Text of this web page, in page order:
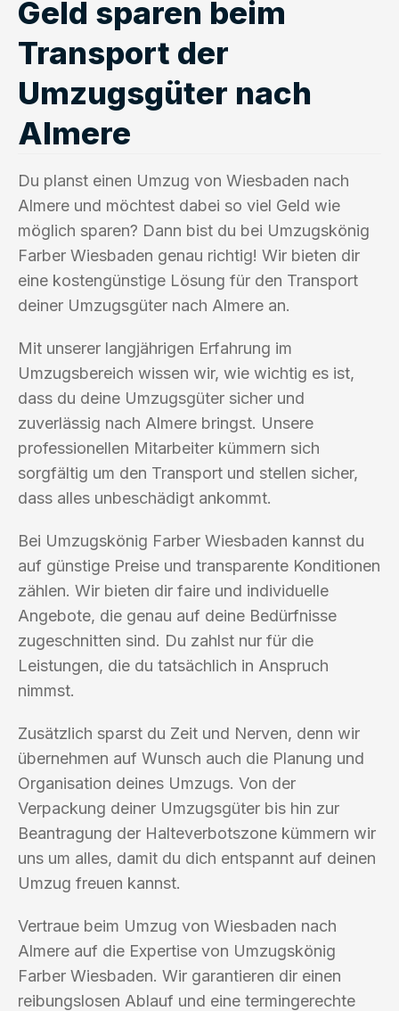
Geld sparen beim
Transport der
Umzugsgüter nach
Almere
Du planst einen Umzug von Wiesbaden nach
Almere und möchtest dabei so viel Geld wie
möglich sparen? Dann bist du bei Umzugskönig
Farber Wiesbaden genau richtig! Wir bieten dir
eine kostengünstige Lösung für den Transport
deiner Umzugsgüter nach Almere an.
Mit unserer langjährigen Erfahrung im
Umzugsbereich wissen wir, wie wichtig es ist,
dass du deine Umzugsgüter sicher und
zuverlässig nach Almere bringst. Unsere
professionellen Mitarbeiter kümmern sich
sorgfältig um den Transport und stellen sicher,
dass alles unbeschädigt ankommt.
Bei Umzugskönig Farber Wiesbaden kannst du
auf günstige Preise und transparente Konditionen
zählen. Wir bieten dir faire und individuelle
Angebote, die genau auf deine Bedürfnisse
zugeschnitten sind. Du zahlst nur für die
Leistungen, die du tatsächlich in Anspruch
nimmst.
Zusätzlich sparst du Zeit und Nerven, denn wir
übernehmen auf Wunsch auch die Planung und
Organisation deines Umzugs. Von der
Verpackung deiner Umzugsgüter bis hin zur
Beantragung der Halteverbotszone kümmern wir
uns um alles, damit du dich entspannt auf deinen
Umzug freuen kannst.
Vertraue beim Umzug von Wiesbaden nach
Almere auf die Expertise von Umzugskönig
Farber Wiesbaden. Wir garantieren dir einen
reibungslosen Ablauf und eine termingerechte